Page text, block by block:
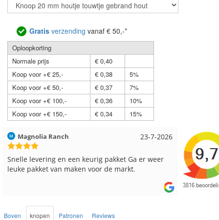
Gratis verzending vanaf € 50,-*
Oploopkorting
Normale prijs
€ 0,40
Koop voor +€ 25,-
€ 0,38
5%
Koop voor +€ 50,-
€ 0,37
7%
Koop voor +€ 100,-
€ 0,36
10%
Koop voor +€ 150,-
€ 0,34 15%
17-7-2026
Hilde uit Loyers
Reeds meerdere keren breigaren en breinaalden
besteld, altijd heel tevreden over de service.
Loes uit
Snelle
Boven knopen Patronen Reviews